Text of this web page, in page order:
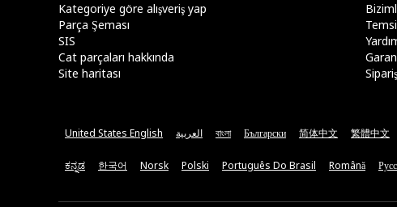
Kategoriye göre alışveriş yap
Parça Şeması
SIS
Cat parçaları hakkında
Site haritası
United States English العربية বাংলা Български 简体中文 繁體中文
ಕನ್ನಡ 한국어 Norsk Polski Português Do Brasil Română